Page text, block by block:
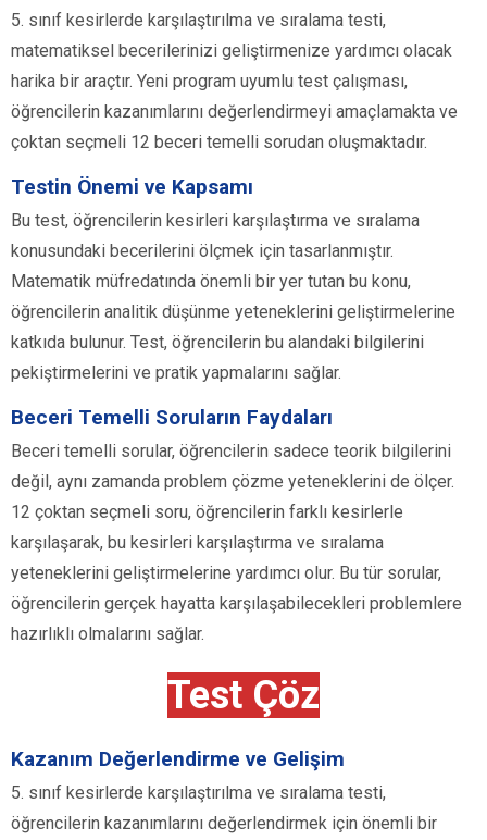
5. sınıf kesirlerde karşılaştırılma ve sıralama testi,
matematiksel becerilerinizi geliştirmenize yardımcı olacak
harika bir araçtır. Yeni program uyumlu test çalışması,
öğrencilerin kazanımlarını değerlendirmeyi amaçlamakta ve
çoktan seçmeli 12 beceri temelli sorudan oluşmaktadır.
Testin Önemi ve Kapsamı
Bu test, öğrencilerin kesirleri karşılaştırma ve sıralama
konusundaki becerilerini ölçmek için tasarlanmıştır.
Matematik müfredatında önemli bir yer tutan bu konu,
öğrencilerin analitik düşünme yeteneklerini geliştirmelerine
katkıda bulunur. Test, öğrencilerin bu alandaki bilgilerini
pekiştirmelerini ve pratik yapmalarını sağlar.
Beceri Temelli Soruların Faydaları
Beceri temelli sorular, öğrencilerin sadece teorik bilgilerini
değil, aynı zamanda problem çözme yeteneklerini de ölçer.
12 çoktan seçmeli soru, öğrencilerin farklı kesirlerle
karşılaşarak, bu kesirleri karşılaştırma ve sıralama
yeteneklerini geliştirmelerine yardımcı olur. Bu tür sorular,
öğrencilerin gerçek hayatta karşılaşabilecekleri problemlere
hazırlıklı olmalarını sağlar.
Test Çöz
Kazanım Değerlendirme ve Gelişim
5. sınıf kesirlerde karşılaştırılma ve sıralama testi,
öğrencilerin kazanımlarını değerlendirmek için önemli bir